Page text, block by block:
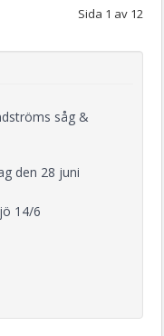
Sida 1 av 12
såg &
den 28 juni
14/6